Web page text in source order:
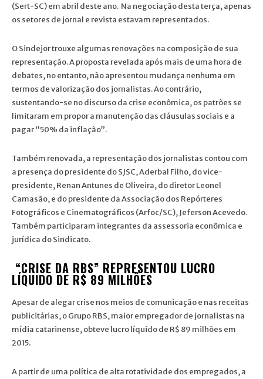
(Sert-SC) em abril deste ano. Na negociação desta terça, apenas
os setores de jornal e revista estavam representados.
O Sindejor trouxe algumas renovações na composição de sua
representação. A proposta revelada após mais de uma hora de
debates, no entanto, não apresentou mudança nenhuma em
termos de valorização dos jornalistas. Ao contrário,
sustentando-se no discurso da crise econômica, os patrões se
limitaram em propor a manutenção das cláusulas sociais e a
pagar “50% da inflação”.
Também renovada, a representação dos jornalistas contou com
a presença do presidente do SJSC, Aderbal Filho, do vice-
presidente, Renan Antunes de Oliveira, do diretor Leonel
Camasão, e do presidente da Associação dos Repórteres
Fotográficos e Cinematográficos (Arfoc/SC), Jeferson Acevedo.
Também participaram integrantes da assessoria econômica e
jurídica do Sindicato.
“CRISE DA RBS” REPRESENTOU LUCRO
LÍQUIDO DE R$ 89 MILHÕES
Apesar de alegar crise nos meios de comunicação e nas receitas
publicitárias, o Grupo RBS, maior empregador de jornalistas na
mídia catarinense, obteve lucro líquido de R$ 89 milhões em
2015.
A partir de uma política de alta rotatividade dos empregados, a